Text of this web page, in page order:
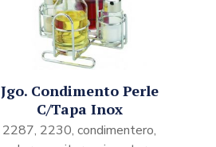
Jgo. Condimento Perle
C/Tapa Inox
2287, 2230, condimentero,